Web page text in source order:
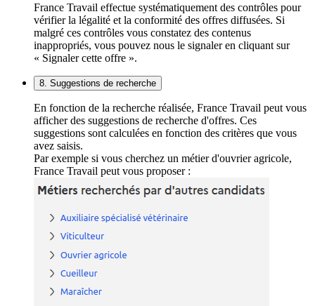
France Travail effectue systématiquement des contrôles pour
vérifier la légalité et la conformité des offres diffusées. Si
malgré ces contrôles vous constatez des contenus
inappropriés, vous pouvez nous le signaler en cliquant sur
« Signaler cette offre ».
8. Suggestions de recherche
En fonction de la recherche réalisée, France Travail peut vous
afficher des suggestions de recherche d'offres. Ces
suggestions sont calculées en fonction des critères que vous
avez saisis.
Par exemple si vous cherchez un métier d'ouvrier agricole,
France Travail peut vous proposer :